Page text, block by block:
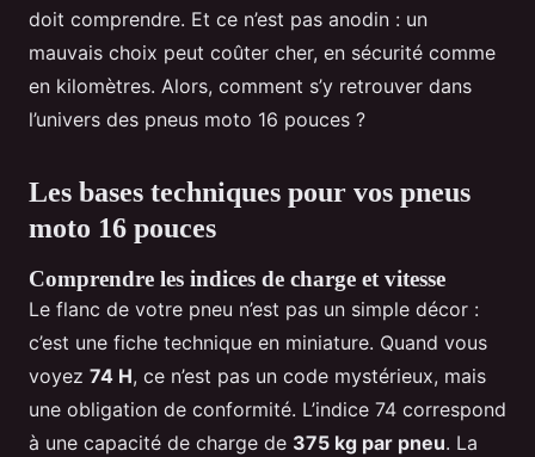
doit comprendre. Et ce n’est pas anodin : un
mauvais choix peut coûter cher, en sécurité comme
en kilomètres. Alors, comment s’y retrouver dans
l’univers des pneus moto 16 pouces ?
Les bases techniques pour vos pneus
moto 16 pouces
Comprendre les indices de charge et vitesse
Le flanc de votre pneu n’est pas un simple décor :
c’est une fiche technique en miniature. Quand vous
voyez 74 H, ce n’est pas un code mystérieux, mais
une obligation de conformité. L’indice 74 correspond
à une capacité de charge de 375 kg par pneu. La